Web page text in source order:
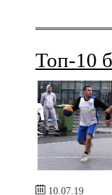
Топ-10
10.07.19